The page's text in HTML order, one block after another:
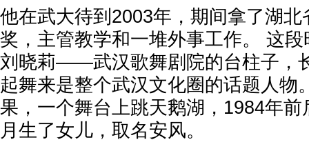
他在武大待到2003年，期间拿了湖北
奖，主管教学和一堆外事工作。 这
刘晓莉——武汉歌舞剧院的台柱子，
起舞来是整个武汉文化圈的话题人物
果，一个舞台上跳天鹅湖，1984年
月生了女儿，取名安风。